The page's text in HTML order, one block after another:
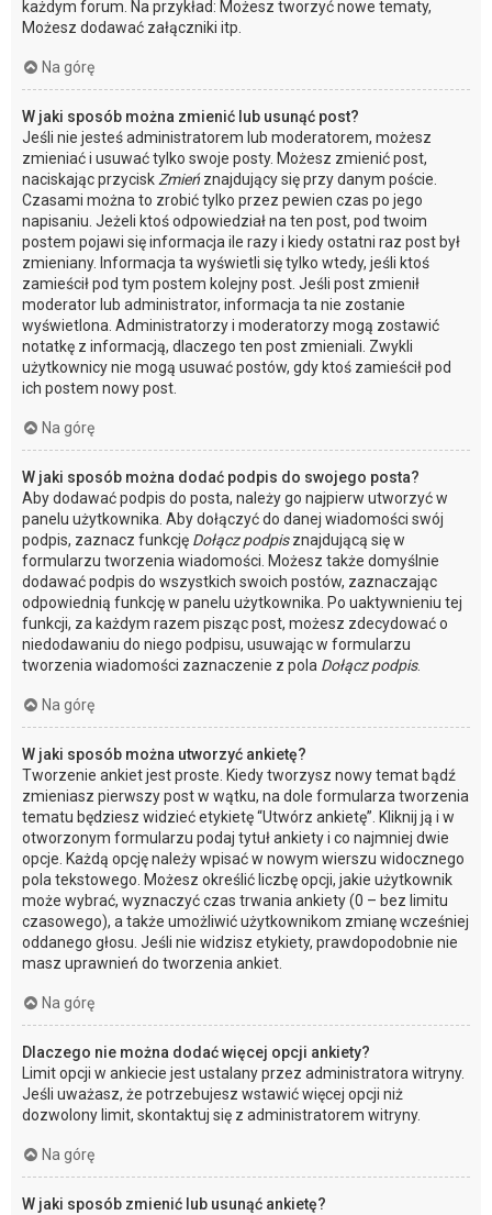
każdym forum. Na przykład: Możesz tworzyć nowe tematy,
Możesz dodawać załączniki itp.
Na górę
W jaki sposób można zmienić lub usunąć post?
Jeśli nie jesteś administratorem lub moderatorem, możesz
zmieniać i usuwać tylko swoje posty. Możesz zmienić post,
naciskając przyciskZmieńznajdujący się przy danym poście.
Czasami można to zrobić tylko przez pewien czas po jego
napisaniu. Jeżeli ktoś odpowiedział na ten post, pod twoim
postem pojawi się informacja ile razy i kiedy ostatni raz post był
zmieniany. Informacja ta wyświetli się tylko wtedy, jeśli ktoś
zamieścił pod tym postem kolejny post. Jeśli post zmienił
moderator lub administrator, informacja ta nie zostanie
wyświetlona. Administratorzy i moderatorzy mogą zostawić
notatkę z informacją, dlaczego ten post zmieniali. Zwykli
użytkownicy nie mogą usuwać postów, gdy ktoś zamieścił pod
ich postem nowy post.
Na górę
W jaki sposób można dodać podpis do swojego posta?
Aby dodawać podpis do posta, należy go najpierw utworzyć w
panelu użytkownika. Aby dołączyć do danej wiadomości swój
podpis, zaznacz funkcję Dołącz podpisznajdującą się w
formularzu tworzenia wiadomości. Możesz także domyślnie
dodawać podpis do wszystkich swoich postów, zaznaczając
odpowiednią funkcję w panelu użytkownika. Po uaktywnieniu tej
funkcji, za każdym razem pisząc post, możesz zdecydować o
niedodawaniu do niego podpisu, usuwając w formularzu
tworzenia wiadomości zaznaczenie z pola Dołącz podpis.
Na górę
W jaki sposób można utworzyć ankietę?
Tworzenie ankiet jest proste. Kiedy tworzysz nowy temat bądź
zmieniasz pierwszy post w wątku, na dole formularza tworzenia
tematu będziesz widzieć etykietę “Utwórz ankietę”. Kliknij ją i w
otworzonym formularzu podaj tytuł ankiety i co najmniej dwie
opcje. Każdą opcję należy wpisać w nowym wierszu widocznego
pola tekstowego. Możesz określić liczbę opcji, jakie użytkownik
może wybrać, wyznaczyć czas trwania ankiety (0 – bez limitu
czasowego), a także umożliwić użytkownikom zmianę wcześniej
oddanego głosu. Jeśli nie widzisz etykiety, prawdopodobnie nie
masz uprawnień do tworzenia ankiet.
Na górę
Dlaczego nie można dodać więcej opcji ankiety?
Limit opcji w ankiecie jest ustalany przez administratora witryny.
Jeśli uważasz, że potrzebujesz wstawić więcej opcji niż
dozwolony limit, skontaktuj się z administratorem witryny.
Na górę
W jaki sposób zmienić lub usunąć ankietę?